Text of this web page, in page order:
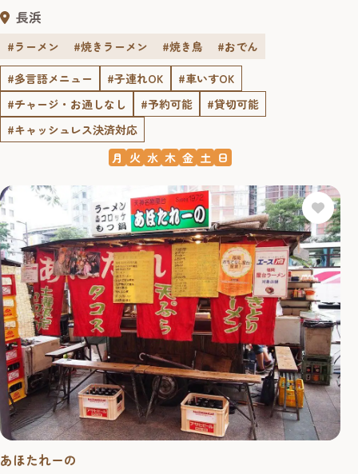
長浜
#ラーメン #焼きラーメン #焼き鳥
#おでん
#多言語メニュー
#子連れOK
#車いすOK
#チャージ・お通しなし
#予約可能
#貸切可能
#キャッシュレス決済対応
月 火 水 木 金 土 日
あほたれーの